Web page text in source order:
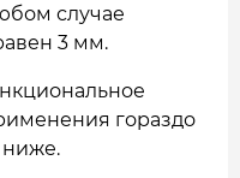
случае
3 мм.
гораздо